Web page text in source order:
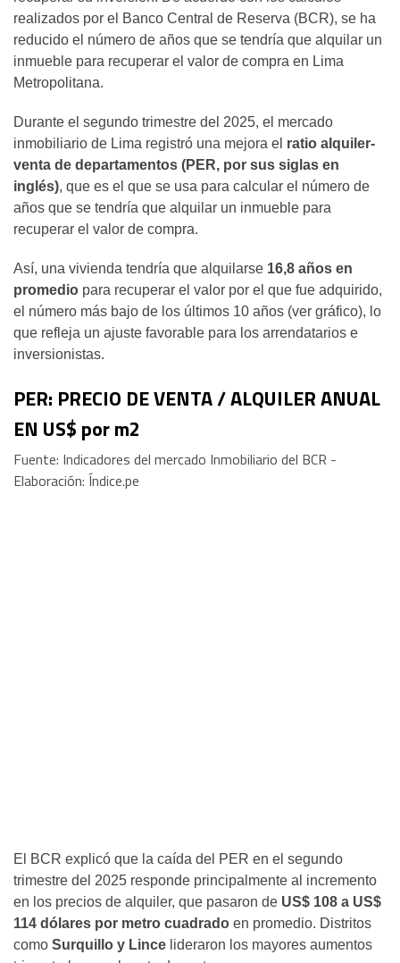
realizados por el Banco Central de Reserva (BCR), se ha
reducido el número de años que se tendría que alquilar un
inmueble para recuperar el valor de compra en Lima
Metropolitana.
Durante el segundo trimestre del 2025, el mercado
inmobiliario de Lima registró una mejora el ratio alquiler-
venta de departamentos (PER, por sus siglas en
inglés), que es el que se usa para calcular el número de
años que se tendría que alquilar un inmueble para
recuperar el valor de compra.
Así, una vivienda tendría que alquilarse 16,8 años en
promedio para recuperar el valor por el que fue adquirido,
el número más bajo de los últimos 10 años (ver gráfico), lo
que refleja un ajuste favorable para los arrendatarios e
inversionistas.
PER: PRECIO DE VENTA / ALQUILER ANUAL
EN US$ por m2
Fuente: Indicadores del mercado Inmobiliario del BCR -
Elaboración: Índice.pe
El BCR explicó que la caída del PER en el segundo
trimestre del 2025 responde principalmente al incremento
en los precios de alquiler, que pasaron de US$ 108 a US$
114 dólares por metro cuadrado en promedio. Distritos
como Surquillo y Lince lideraron los mayores aumentos